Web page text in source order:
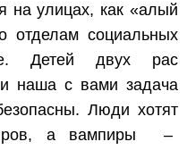
на улицах, как «алый
отделам социальных
Детей двух рас
наша с вами задача
Люди хотят
а вампиры –